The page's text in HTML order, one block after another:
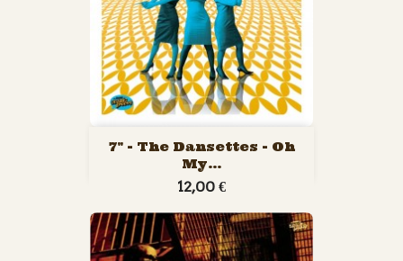
7" - The Dansettes - Oh
My...
12,00 €